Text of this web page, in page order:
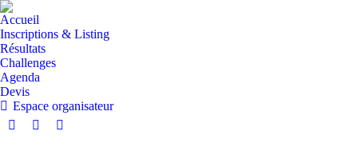
Accueil
Inscriptions & Listing
Résultats
Challenges
Agenda
Devis
Espace organisateur
La
La
La